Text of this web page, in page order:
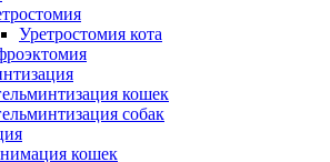
Уретростомия кота
кошек
собак
кошек